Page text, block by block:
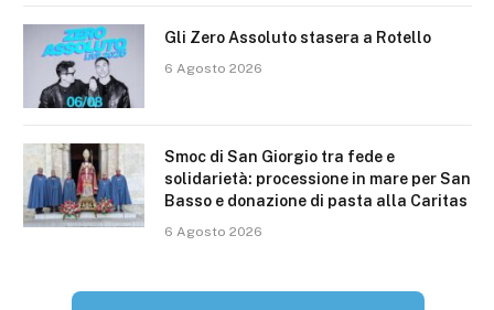
Gli Zero Assoluto stasera a Rotello
6 Agosto 2026
Smoc di San Giorgio tra fede e
solidarietà: processione in mare per San
Basso e donazione di pasta alla Caritas
6 Agosto 2026